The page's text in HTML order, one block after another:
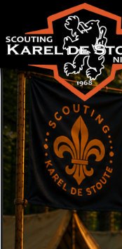
Scouting Karel de Stoute
onbewust ook leren
speltakken: